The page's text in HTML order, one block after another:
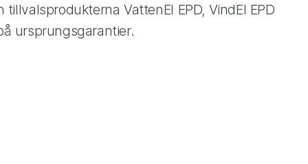
VattenEl EPD, VindEl EPD
ursprungsgarantier.